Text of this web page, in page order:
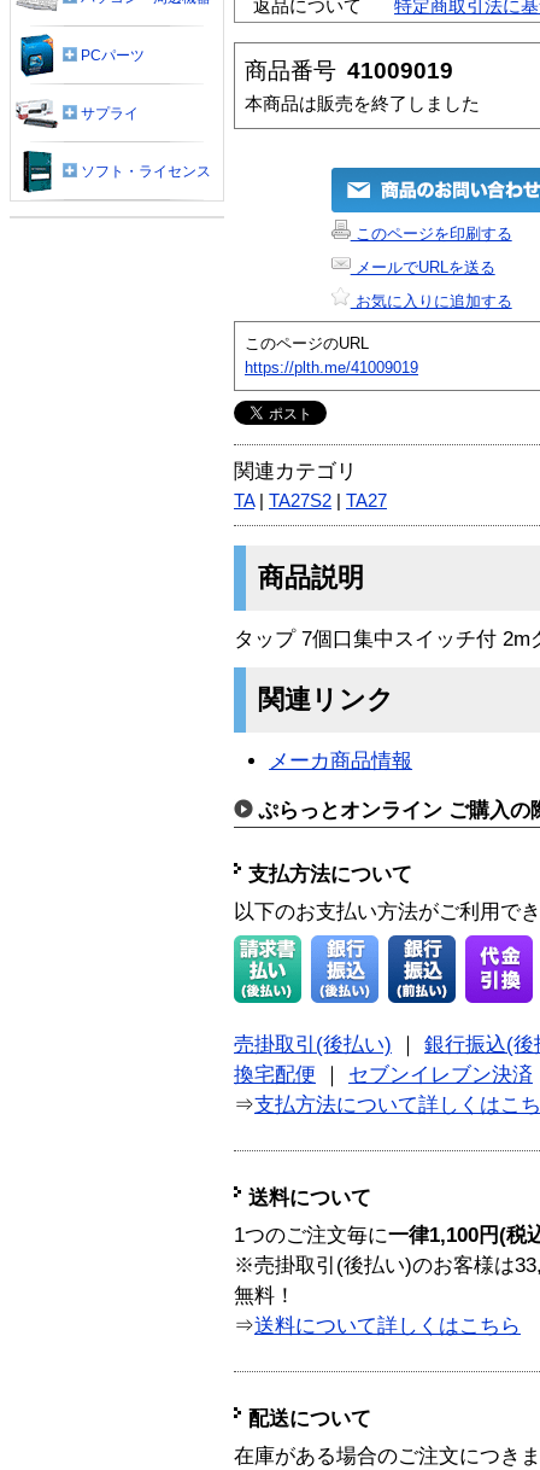
返品について
特定商取引法に
商品番号 41009019
本商品は販売を終了しました
このページを印刷する
メールでURLを送る
お気に入りに追加する
このページのURL
https://plth.me/41009019
関連カテゴリ
TA| TA27S2 TA27
商品説明
タップ 7個口集中スイッチ付 2m
関連リンク
メーカ商品情報
ぷらっとオンライン ご購入の
支払方法について
以下のお支払い方法がご利用で
売掛取引(後払い)
銀行振込(後
換宅配便
セブンイレブン決済
⇒支払方法について詳しくはこ
送料について
1つのご注文毎に一律1,100円(税
※売掛取引(後払い)のお客様は
無料！
⇒送料について詳しくはこちら
配送について
在庫がある場合のご注文につき
PCパーツ
サプライ
ソフト・ライセンス